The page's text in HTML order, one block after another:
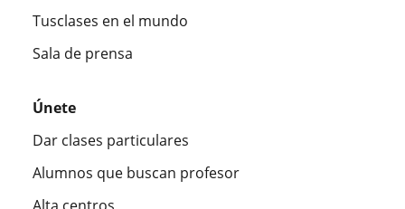
Tusclases en el mundo
Sala de prensa
Únete
Dar clases particulares
Alumnos que buscan profesor